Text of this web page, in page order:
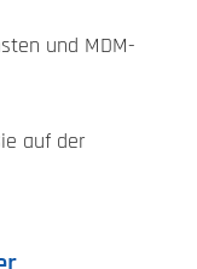
und MDM-
auf der